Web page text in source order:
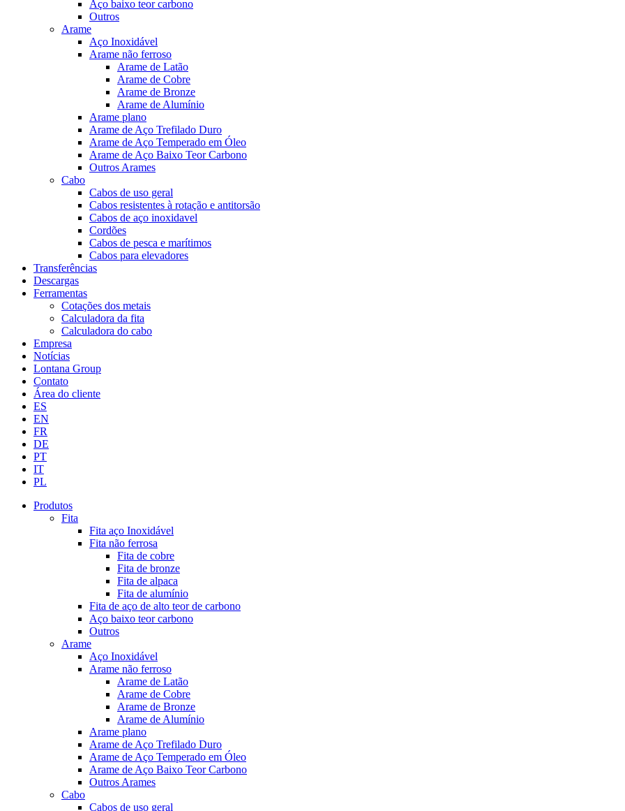
Aço baixo teor carbono
Outros
Arame
Aço Inoxidável
Arame não ferroso
Arame de Latão
Arame de Cobre
Arame de Bronze
Arame de Alumínio
Arame plano
Arame de Aço Trefilado Duro
Arame de Aço Temperado em Óleo
Arame de Aço Baixo Teor Carbono
Outros Arames
Cabo
Cabos de uso geral
Cabos resistentes à rotação e antitorsão
Cabos de aço inoxidavel
Cordões
Cabos de pesca e marítimos
Cabos para elevadores
Transferências
Descargas
Ferramentas
Cotações dos metais
Calculadora da fita
Calculadora do cabo
Empresa
Notícias
Lontana Group
Contato
Área do cliente
ES
EN
FR
DE
PT
IT
PL
Produtos
Fita
Fita aço Inoxidável
Fita não ferrosa
Fita de cobre
Fita de bronze
Fita de alpaca
Fita de alumínio
Fita de aço de alto teor de carbono
Aço baixo teor carbono
Outros
Arame
Aço Inoxidável
Arame não ferroso
Arame de Latão
Arame de Cobre
Arame de Bronze
Arame de Alumínio
Arame plano
Arame de Aço Trefilado Duro
Arame de Aço Temperado em Óleo
Arame de Aço Baixo Teor Carbono
Outros Arames
Cabo
Cabos de uso geral